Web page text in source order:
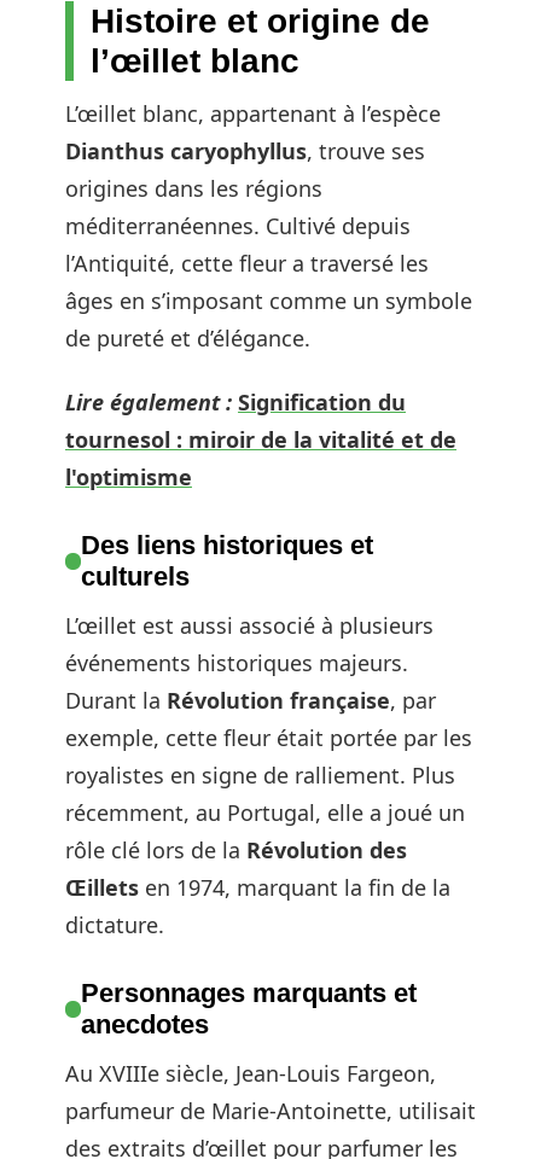
Histoire et origine de
l’œillet blanc
L’œillet blanc, appartenant à l’espèce
Dianthus caryophyllus, trouve ses
origines dans les régions
méditerranéennes. Cultivé depuis
l’Antiquité, cette fleur a traversé les
âges en s’imposant comme un symbole
de pureté et d’élégance.
Lire également : Signification du
tournesol : miroir de la vitalité et de
l'optimisme
Des liens historiques et
culturels
L’œillet est aussi associé à plusieurs
événements historiques majeurs.
Durant la Révolution française, par
exemple, cette fleur était portée par les
royalistes en signe de ralliement. Plus
récemment, au Portugal, elle a joué un
rôle clé lors de la Révolution des
Œillets en 1974, marquant la fin de la
dictature.
Personnages marquants et
anecdotes
Au XVIIIe siècle, Jean-Louis Fargeon,
parfumeur de Marie-Antoinette, utilisait
des extraits d’œillet pour parfumer les